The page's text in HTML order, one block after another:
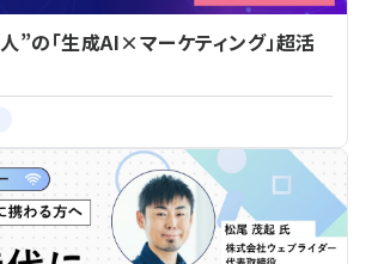
”の「生成AI×マーケティング」超活